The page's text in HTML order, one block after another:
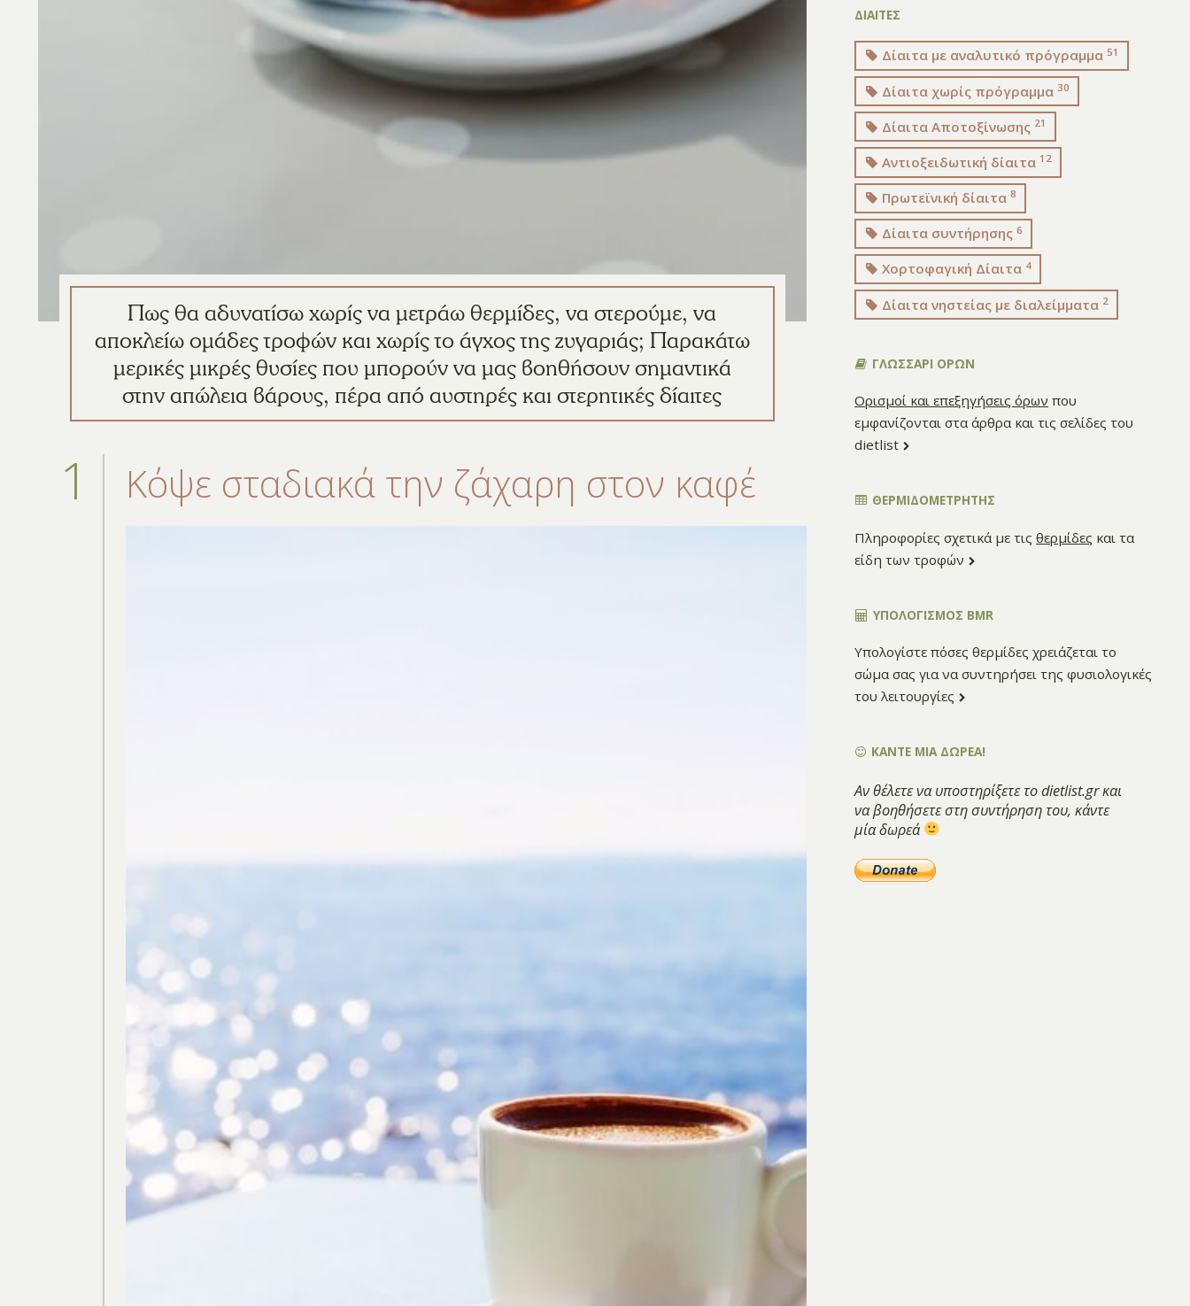
Πως θα αδυνατίσω χωρίς να μετράω θερμίδες, να στερούμε, να
αποκλείω ομάδες τροφών και χωρίς το άγχος της ζυγαριάς; Παρακάτω
μερικές μικρές θυσίες που μπορούν να μας βοηθήσουν σημαντικά
στην απώλεια βάρους, πέρα από αυστηρές και στερητικές δίαιτες
Κόψε σταδιακά την ζάχαρη στον καφέ
ΔΙΑΙΤΕΣ
Δίαιτα με αναλυτικό πρόγραμμα51
Δίαιτα χωρίς πρόγραμμα 30
Δίαιτα Αποτοξίνωσης 21
Αντιοξειδωτική δίαιτα 12
Πρωτεϊνική δίαιτα8
Δίαιτα συντήρησης6
Χορτοφαγική Δίαιτα 4
Δίαιτα νηστείας με διαλείμματα 2
ΓΛΩΣΣΑΡΙ ΟΡΩΝ
Ορισμοί και επεξηγήσεις όρων που
εμφανίζονται στα άρθρα και τις σελίδες του
dietlist
ΘΕΡΜΙΔΟΜΕΤΡΗΤΗΣ
Πληροφορίες σχετικά με τιςθερμίδες και τα
είδη των τροφών
ΥΠΟΛΟΓΙΣΜΌΣ BMR
Υπολογίστε πόσες θερμίδες χρειάζεται το
σώμα σας για να συντηρήσει της φυσιολογικές
του λειτουργίες
ΚΑΝΤΕ ΜΙΑ ΔΩΡΕΑ!
Αν θέλετε να υποστηρίξετε το dietlist.gr και
να βοηθήσετε στη συντήρηση του, κάντε
μία δωρεά